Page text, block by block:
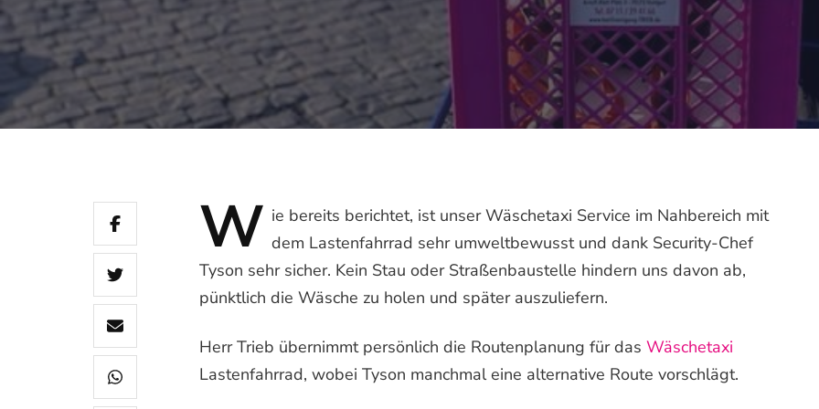
W ie bereits berichtet, ist unser Wäschetaxi Service im Nahbereich mit
dem Lastenfahrrad sehr umweltbewusst und dank Security-Chef
Tyson sehr sicher. Kein Stau oder Straßenbaustelle hindern uns davon ab,
pünktlich die Wäsche zu holen und später auszuliefern.
Herr Trieb übernimmt persönlich die Routenplanung für das Wäschetaxi
Lastenfahrrad, wobei Tyson manchmal eine alternative Route vorschlägt.